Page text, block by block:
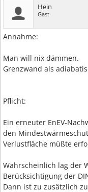
Hein
Gast
Annahme:
Man will nix dämmen.
Grenzwand als
Pflicht:
Ein erneuter EnEV-
den
Verlustfläche müßte
Wahrscheinlich lag der
Berücksichtigung der
Dann ist zu zusätzlich